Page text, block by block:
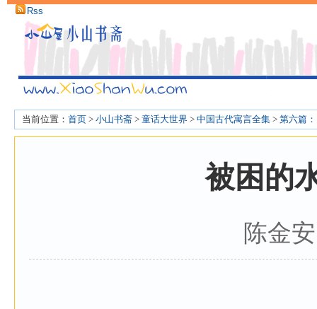
Rss
当前位置： 首页 > 小山书斋 > 童话大世界 > 中国古代寓言全集 > 第六篇
被困的
陈金安